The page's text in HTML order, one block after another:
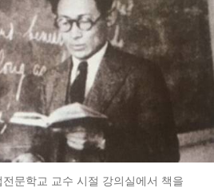
문학교 교수 시절 강의실에서 책을